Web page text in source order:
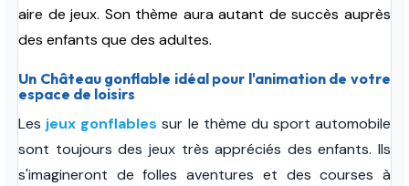
aire de jeux. Son thème aura autant de succès auprès
des enfants que des adultes.
Un Château gonflable idéal pour l'animation de votre
espace de loisirs
Les jeux gonflables sur le thème du sport automobile
sont toujours des jeux très appréciés des enfants. Ils
s'imagineront de folles aventures et des courses à